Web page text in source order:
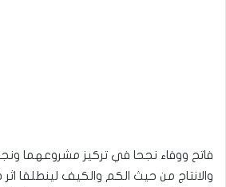
فاتح ووفاء نجحا في تركيز مشروعهما
والانتاج من حيث الكم والكيف لينطلقا